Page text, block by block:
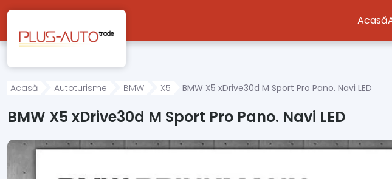
Mergi direct la conținutul principal
Acasă
Acasă Autoturisme BMW X5 BMW X5 xDrive30d M Sport Pro Pano. Navi LED
BMW X5 xDrive30d M Sport Pro Pano. Navi LED